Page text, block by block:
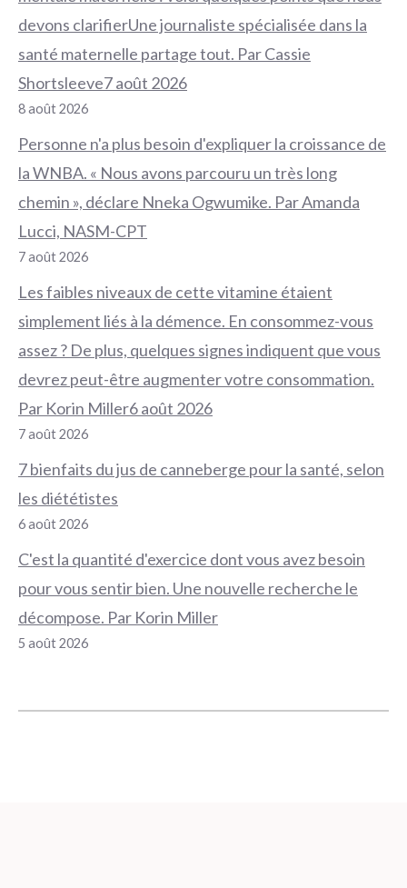
devons clarifierUne journaliste spécialisée dans la
santé maternelle partage tout. Par Cassie
Shortsleeve7 août 2026
8 août 2026
Personne n'a plus besoin d'expliquer la croissance de
la WNBA. « Nous avons parcouru un très long
chemin », déclare Nneka Ogwumike. Par Amanda
Lucci, NASM-CPT
7 août 2026
Les faibles niveaux de cette vitamine étaient
simplement liés à la démence. En consommez-vous
assez ? De plus, quelques signes indiquent que vous
devrez peut-être augmenter votre consommation.
Par Korin Miller6 août 2026
7 août 2026
7 bienfaits du jus de canneberge pour la santé, selon
les diététistes
6 août 2026
C'est la quantité d'exercice dont vous avez besoin
pour vous sentir bien. Une nouvelle recherche le
décompose. Par Korin Miller
5 août 2026